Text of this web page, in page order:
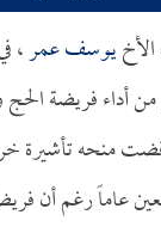
يوسف عمر،
أداء فريضة
منحه تأشيرة
عاماً رغم أن